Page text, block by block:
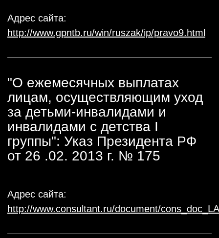
Адрес сайта:
http://www.gpntb.ru/win/ruszak/ip/pravo9.html
"О ежемесячных выплатах
лицам, осуществляющим уход
за детьми-инвалидами и
инвалидами с детства I
группы": Указ Президента РФ
от 26 .02. 2013 г. № 175
Адрес сайта:
http://www.consultant.ru/document/